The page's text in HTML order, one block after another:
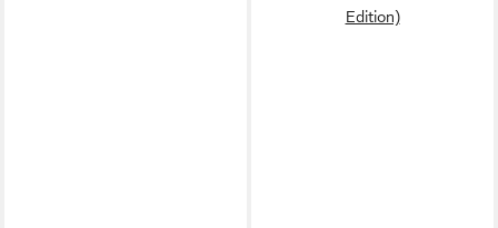
Edition)